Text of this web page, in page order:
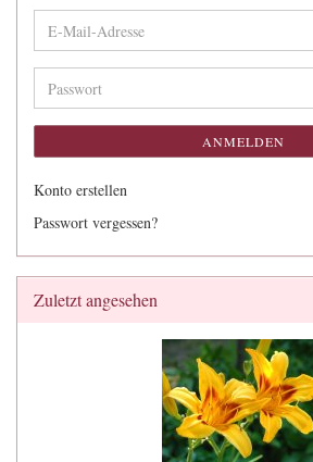
E-
Mail-
Adresse
Passwort
ANMELDEN
Konto erstellen
Passwort vergessen?
Zuletzt angesehen